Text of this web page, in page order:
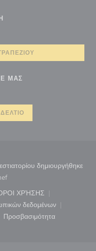
ΜΑΣ
δημιουργήθηκε
((ανοίγει σε νέο παράθυρο))
παράθυρο))
ΧΡΉΣΗΣ
((ανοίγει σε νέο
δεδομένων
σε νέο παράθυρο))
παράθυρο))
Προσβασιμότητα
((ανοίγει σε νέο